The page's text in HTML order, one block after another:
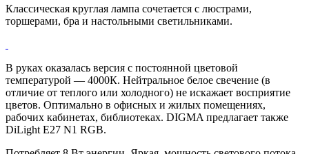
Классическая круглая лампа сочетается с люстрами,
торшерами, бра и настольными светильниками.
В руках оказалась версия с постоянной цветовой
температурой — 4000К. Нейтральное белое свечение (в
отличие от теплого или холодного) не искажает восприятие
цветов. Оптимально в офисных и жилых помещениях,
рабочих кабинетах, библиотеках. DIGMA предлагает также
DiLight E27 N1 RGB.